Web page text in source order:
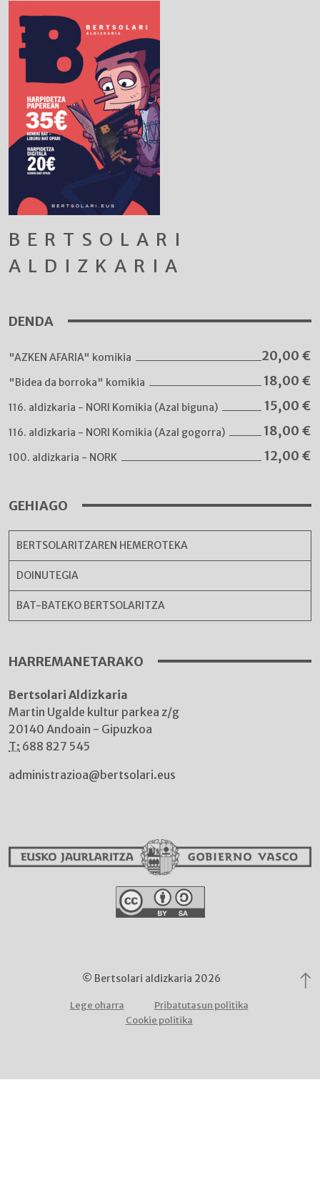
BERTSOLARI
ALDIZKARIA
DENDA
"AZKEN AFARIA" komikia 20,00 €
"Bidea da borroka" komikia 18,00 €
116. aldizkaria - NORI Komikia (Azal biguna) 15,00 €
116. aldizkaria - NORI Komikia (Azal gogorra) 18,00 €
100. aldizkaria - NORK 12,00 €
GEHIAGO
BERTSOLARITZAREN HEMEROTEKA
DOINUTEGIA
BAT-BATEKO BERTSOLARITZA
HARREMANETARAKO
Bertsolari Aldizkaria
Martin Ugalde kultur parkea z/g
20140 Andoain - Gipuzkoa
T: 688 827 545
administrazioa@bertsolari.eus
© Bertsolari aldizkaria 2026
Lege oharra
Pribatutasun politika
Cookie politika